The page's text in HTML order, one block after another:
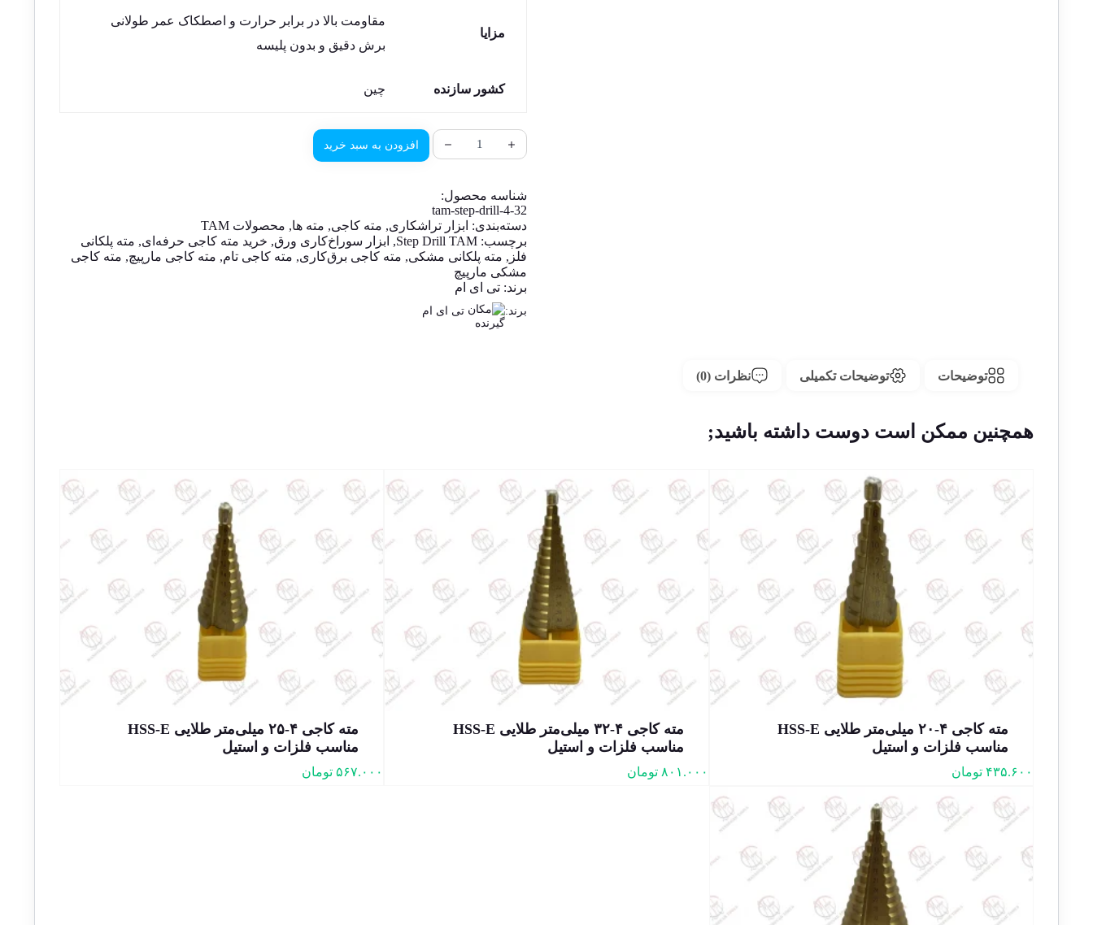
مزایا
مقاومت بالا در برابر حرارت و اصطکاک عمر طولانی
برش دقیق و بدون پلیسه
کشور سازنده چین
افزودن به سبد خرید
شناسه محصول:
tam-step-drill-4-32
دسته‌بندی: ابزار تراشکاری, مته کاجی, مته ها, محصولات TAM
برچسب: Step Drill TAM
, ابزار سوراخ‌کاری ورق, خرید مته کاجی حرفه‌ای, مته پلکانی
فلز , مته پلکانی مشکی, مته کاجی برق‌کاری, مته کاجی تام, مته کاجی مارپیچ, مته کاجی
مشکی مارپیچ
برند: تی ای ام
برند: تی ای ام
توضیحات توضیحات تکمیلی نظرات (0)
همچنین ممکن است دوست داشته باشید;
مته کاجی ۴-۲۰ میلی‌متر طلایی HSS-E
مناسب فلزات و استیل
۴۳۵.۶۰۰ تومان
مته کاجی ۴-۳۲ میلی‌متر طلایی HSS-E
مناسب فلزات و استیل
۸۰۱.۰۰۰ تومان
مته کاجی ۴-۲۵ میلی‌متر طلایی HSS-E
مناسب فلزات و استیل
۵۶۷.۰۰۰ تومان